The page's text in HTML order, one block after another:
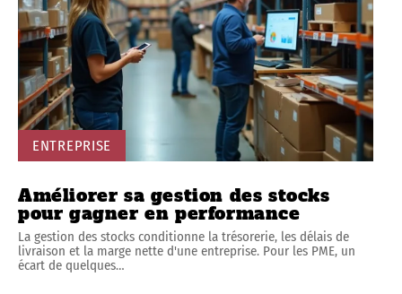
ENTREPRISE
Améliorer sa gestion des stocks
pour gagner en performance
La gestion des stocks conditionne la trésorerie, les délais de
livraison et la marge nette d'une entreprise. Pour les PME, un
écart de quelques…